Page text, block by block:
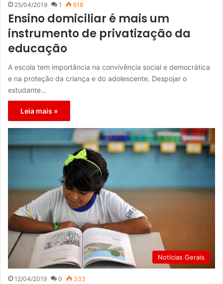
25/04/2019 1 618
Ensino domiciliar é mais um
instrumento de privatização da
educação
A escola tem importância na convivência social e democrática
e na proteção da criança e do adolescente. Despojar o
estudante…
Leia mais »
Notícias Gerais
12/04/2019 0 333